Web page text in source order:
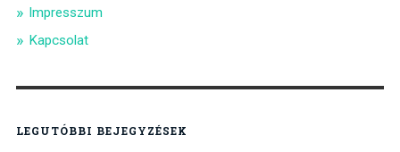
Impresszum
Kapcsolat
LEGUTÓBBI BEJEGYZÉSEK